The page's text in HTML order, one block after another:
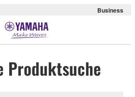
Business
Produktsuche